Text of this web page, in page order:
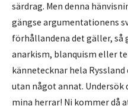
särdrag. Men denna
gängse argumentationens
förhållandena det gäller, så
anarkism, blanquism eller
kännetecknar hela
utan något annat. Undersök
mina herrar! Ni kommer